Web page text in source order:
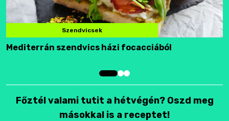
Szendvicsek
Mediterrán szendvics házi focacciából
Főztél valami tutit a hétvégén? Oszd meg
másokkal is a receptet!